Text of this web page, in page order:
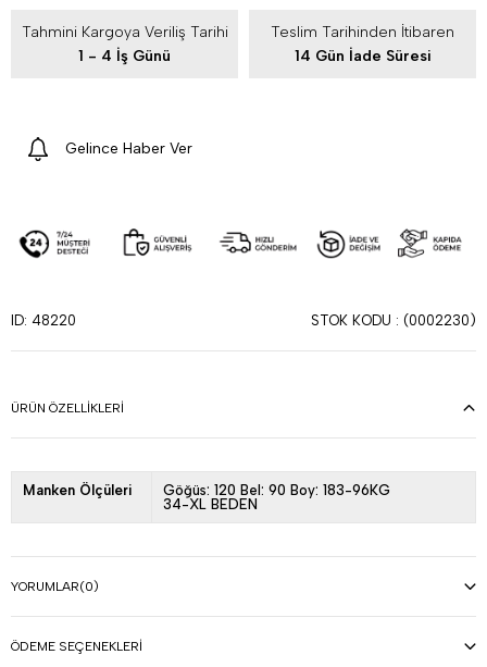
Tahmini Kargoya Veriliş Tarihi
1 - 4 İş Günü
Teslim Tarihinden İtibaren
14 Gün İade Süresi
Gelince Haber Ver
ID: 48220 STOK KODU (0002230)
ÜRÜN ÖZELLIKLERI
Manken Ölçüleri
Göğüs: 120 Bel: 90 Boy: 183-96KG
34-XL BEDEN
YORUMLAR(0)
ÖDEME SEÇENEKLERI